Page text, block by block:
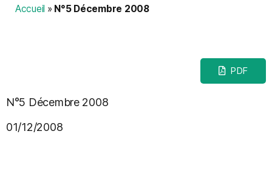
Accueil » N°5 Décembre 2008
PDF
N°5 Décembre 2008
01/12/2008